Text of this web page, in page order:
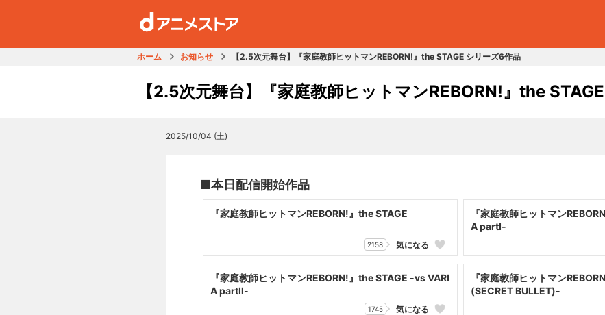
ホーム お知らせ 【2.5次元舞台】『家庭教師ヒットマンREBORN!』the STAGE シリーズ6作品
【2.5次元舞台】『家庭教師ヒットマンREBORN!』the
2025/10/04 (土)
■本日配信開始作品
『家庭教師ヒットマンREBORN!』the STAGE
2158 気になる
『家庭教師ヒットマン
A partⅠ-
『家庭教師ヒットマンREBORN!』the STAGE -vs VARI
A partⅡ-
1745 気になる
『家庭教師ヒットマン
(SECRET BULLET)-